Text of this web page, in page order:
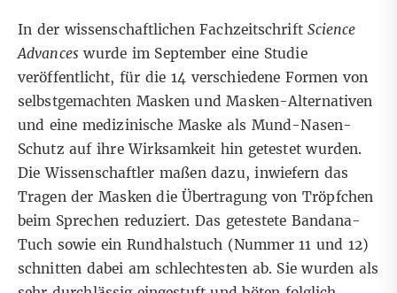
In der wissenschaftlichen FachzeitschriftScience
Advances wurde im September eine Studie
veröffentlicht, für die 14 verschiedene Formen von
selbstgemachten Masken und Masken-Alternativen
und eine medizinische Maske als Mund-Nasen-
Schutz auf ihre Wirksamkeit hin getestet wurden.
Die Wissenschaftler maßen dazu, inwiefern das
Tragen der Masken die Übertragung von Tröpfchen
beim Sprechen reduziert. Das getestete Bandana-
Tuch sowie ein Rundhalstuch (Nummer 11 und 12)
schnitten dabei am schlechtesten ab. Sie wurden als